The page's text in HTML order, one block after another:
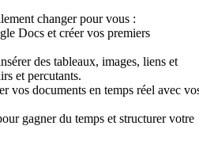
changer pour vous :
Docs et créer vos premiers
des tableaux, images, liens et
et percutants.
vos documents en temps réel avec
gagner du temps et structurer votre